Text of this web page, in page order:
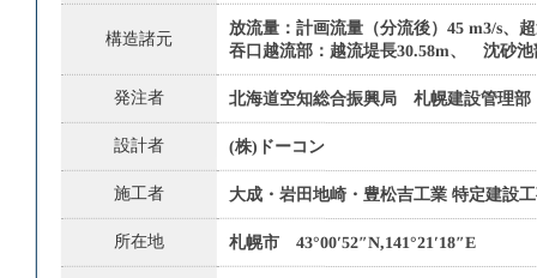
構造諸元
放流量：計画流量（分流後）45 m3/s、
吞口越流部：越流堤長30.58m、 沈砂
発注者 北海道空知総合振興局 札幌建設管理部
設計者 (株)ドーコン
施工者 大成・岩田地崎・豊松吉工業 特定建設
所在地 札幌市 43°00′52″N,141°21′18″E